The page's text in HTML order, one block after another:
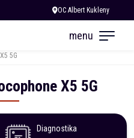
Dnes otevřeno od 10:00
menu
X5 5G
X5 5G
Diagnostika